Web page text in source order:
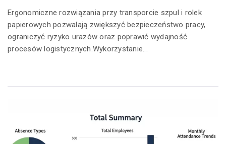
Ergonomiczne rozwiązania przy transporcie szpul i rolek
papierowych pozwalają zwiększyć bezpieczeństwo pracy,
ograniczyć ryzyko urazów oraz poprawić wydajność
procesów logistycznych.Wykorzystanie...